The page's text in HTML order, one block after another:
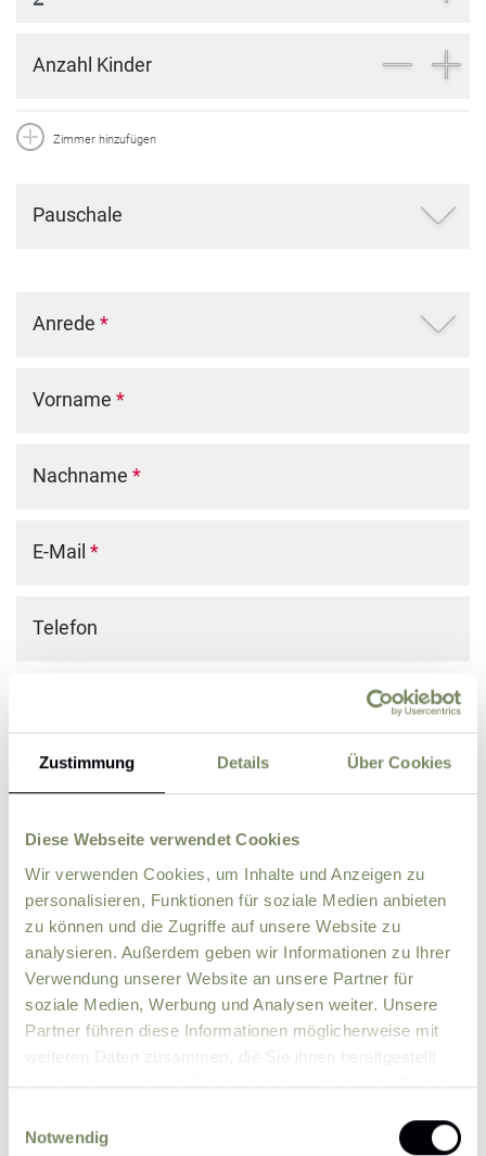
Zustimmung Details Über Cookies
Diese Webseite verwendet Cookies
Wir verwenden Cookies, um Inhalte und Anzeigen zu
personalisieren, Funktionen für soziale Medien anbieten
zu können und die Zugriffe auf unsere Website zu
analysieren. Außerdem geben wir Informationen zu Ihrer
Verwendung unserer Website an unsere Partner für
soziale Medien, Werbung und Analysen weiter. Unsere
Partner führen diese Informationen möglicherweise mit
weiteren Daten zusammen, die Sie ihnen bereitgestellt
haben oder die sie im Rahmen Ihrer Nutzung der Dienste
Notwendig
Anzahl Kinder
Zimmer hinzufügen
Pauschale
Anrede *
Vorname *
Nachname *
E-Mail *
Telefon
Zusätzliche Angaben, Fragen oder Wünsche